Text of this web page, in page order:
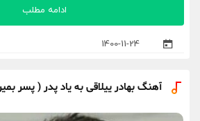
1400-11-24
ادامه مطلب
آهنگ بهادر ییلاقی به یاد پدر ( پسر